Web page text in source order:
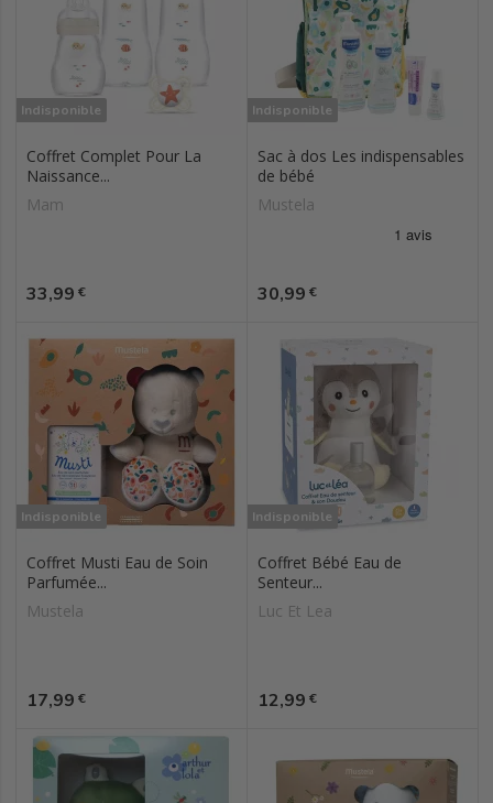
Indisponible
Coffret Complet Pour La
Naissance...
Mam
Prix
33,99 €
Indisponible
Sac à dos Les indispensables
de bébé
Mustela
Prix
30,99 €
Indisponible
Coffret Musti Eau de Soin
Parfumée...
Mustela
Prix
17,99 €
Indisponible
Coffret Bébé Eau de
Senteur...
Luc Et Lea
Prix
12,99 €